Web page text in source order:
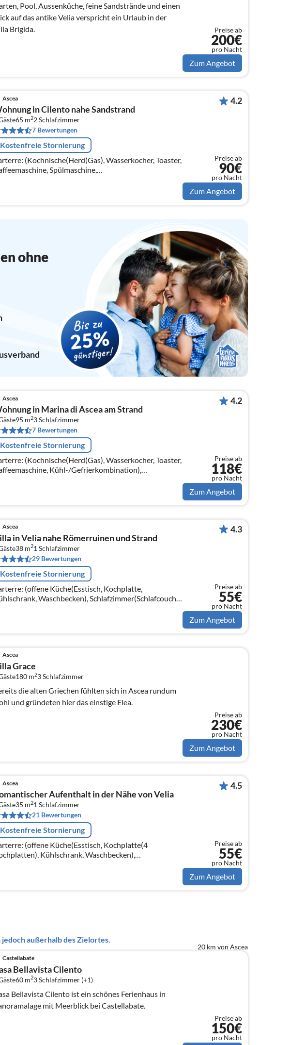
Pool, Aussenküche, feine Sandstrände und einen
auf das antike Velia verspricht ein Urlaub in der
Brigida.
Preise ab
200€
pro Nacht
Zum Angebot
Ascea
in Cilento nahe Sandstrand
65 m22Schlafzimmer
7 Bewertungen
Kostenfreie Stornierung
(Kochnische(Herd(Gas), Wasserkocher, Toaster,
Spülmaschine,
Gefrierkombination), Wohn/Esszimmer(TV(Kabel,
Deutsch Fernsehsender))
4.2
Preise ab
90€
pro Nacht
Zum Angebot
ohne
Ascea
in Marina di Ascea am Strand
95 m23Schlafzimmer
7 Bewertungen
Kostenfreie Stornierung
(Kochnische(Herd(Gas), Wasserkocher, Toaster,
Kühl-/Gefrierkombination),
Esszimmer(TV(Kabel, Satellit, Deutsch
4.2
Preise ab
118€
pro Nacht
Zum Angebot
Ascea
in Velia nahe Römerruinen und Strand
38 m21 Schlafzimmer
29 Bewertungen
Kostenfreie Stornierung
(offene Küche(Esstisch, Kochplatte,
Waschbecken), Schlafzimmer(Schlafcouch 1
Doppelbett, Klimaanlage)
4.3
Preise ab
55€
pro Nacht
Zum Angebot
Ascea
Grace
180 m23Schlafzimmer
die alten Griechen fühlten sich in Ascea rundum
und gründeten hier das einstige Elea.
Preise ab
230€
pro Nacht
Zum Angebot
Ascea
Aufenthalt in der Nähe von Velia
35 m21 Schlafzimmer
21 Bewertungen
Kostenfreie Stornierung
(offene Küche(Esstisch, Kochplatte(4
Kühlschrank, Waschbecken),
4.5
Preise ab
55€
pro Nacht
Zum Angebot
außerhalb des Zielortes.
20 km von Ascea
Castellabate
Bellavista Cilento
60 m23Schlafzimmer (+1)
Bellavista Cilento ist ein schönes Ferienhaus in
mit Meerblick bei Castellabate.
Preise ab
150€
pro Nacht